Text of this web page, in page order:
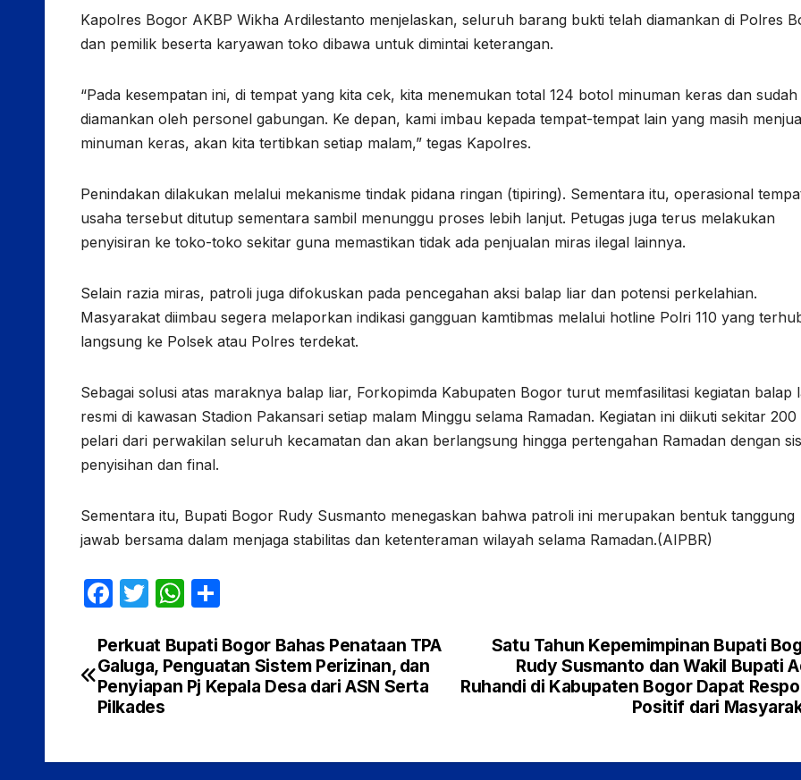
Kapolres Bogor AKBP Wikha Ardilestanto menjelaskan, seluruh barang bukti telah diamankan di Polres
dan pemilik beserta karyawan toko dibawa untuk dimintai keterangan.
“Pada kesempatan ini, di tempat yang kita cek, kita menemukan total 124 botol minuman keras dan sudah
diamankan oleh personel gabungan. Ke depan, kami imbau kepada tempat-tempat lain yang masih
minuman keras, akan kita tertibkan setiap malam,” tegas Kapolres.
Penindakan dilakukan melalui mekanisme tindak pidana ringan (tipiring). Sementara itu, operasional
usaha tersebut ditutup sementara sambil menunggu proses lebih lanjut. Petugas juga terus melakukan
penyisiran ke toko-toko sekitar guna memastikan tidak ada penjualan miras ilegal lainnya.
Selain razia miras, patroli juga difokuskan pada pencegahan aksi balap liar dan potensi perkelahian.
Masyarakat diimbau segera melaporkan indikasi gangguan kamtibmas melalui hotline Polri 110 yang
langsung ke Polsek atau Polres terdekat.
Sebagai solusi atas maraknya balap liar, Forkopimda Kabupaten Bogor turut memfasilitasi kegiatan balap
resmi di kawasan Stadion Pakansari setiap malam Minggu selama Ramadan. Kegiatan ini diikuti sekitar 200
pelari dari perwakilan seluruh kecamatan dan akan berlangsung hingga pertengahan Ramadan dengan
penyisihan dan final.
Sementara itu, Bupati Bogor Rudy Susmanto menegaskan bahwa patroli ini merupakan bentuk tanggung
jawab bersama dalam menjaga stabilitas dan ketenteraman wilayah selama Ramadan.(AIPBR)
F
c
e
b
o
T
itt
er
W
at
s
A
p
ar
e
Navigasi
pos
Satu Tahun Kepemimpinan Bupati
Rudy Susmanto dan Wakil Bupati
Ruhandi di Kabupaten Bogor Dapat
Positif dari
Perkuat Bupati Bogor Bahas Penataan TPA
Galuga, Penguatan Sistem Perizinan, dan
Penyiapan Pj Kepala Desa dari ASN Serta
Pilkades